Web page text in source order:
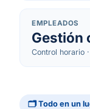
EMPLEADOS
Gestión
Control horario
🗂 Todo en un